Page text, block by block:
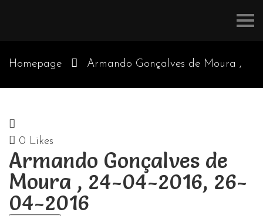
Homepage Armando Gonçalves de Moura ,
0 Likes
Armando Gonçalves de
Moura , 24-04-2016, 26-
04-2016